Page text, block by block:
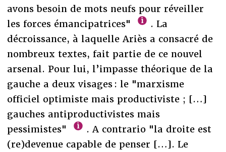
avons besoin de mots neufs pour réveiller
les forces émancipatrices"
. La
décroissance, à laquelle Ariès a consacré de
nombreux textes, fait partie de ce nouvel
arsenal. Pour lui, l’impasse théorique de la
gauche a deux visages : le "marxisme
officiel optimiste mais productiviste ; […]
gauches antiproductivistes mais
pessimistes"
. A contrario "la droite est
(re)devenue capable de penser […]. Le